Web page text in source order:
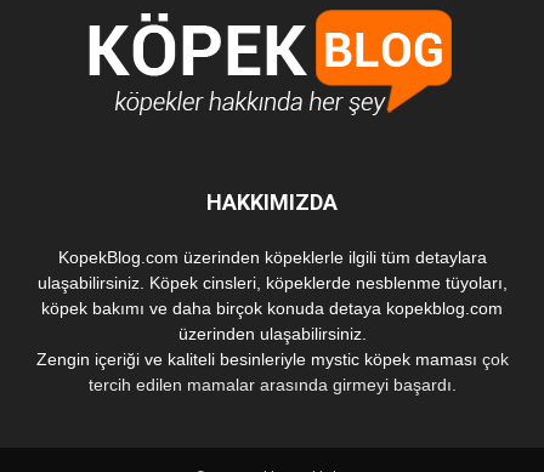
HAKKIMIZDA
KopekBlog.com üzerinden köpeklerle ilgili tüm detaylara
ulaşabilirsiniz. Köpek cinsleri, köpeklerde nesblenme tüyoları,
köpek bakımı ve daha birçok konuda detaya kopekblog.com
üzerinden ulaşabilirsiniz.
Zengin içeriği ve kaliteli besinleriyle mystic köpek maması çok
tercih edilen mamalar arasında girmeyi başardı.